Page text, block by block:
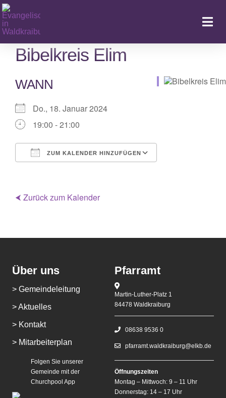
Zum
Inhalt
springen
Bibelkreis Elim
WANN
Do., 18. Januar 2024
19:00 - 21:00
ZUM KALENDER HINZUFÜGEN
⮜ Zurück zum Kalender
Über uns
> Gemeindeleitung
> Aktuelles
> Kontakt
> Mitarbeiterplan
Folgen Sie unserer
Gemeinde mit der
Churchpool App
Pfarramt
Martin-Luther-Platz 1
84478 Waldkraiburg
08638 9536 0
pfarramt.waldkraiburg@elkb.de
Öffnungszeiten
Montag – Mittwoch: 9 – 11 Uhr
Donnerstag: 14 – 17 Uhr